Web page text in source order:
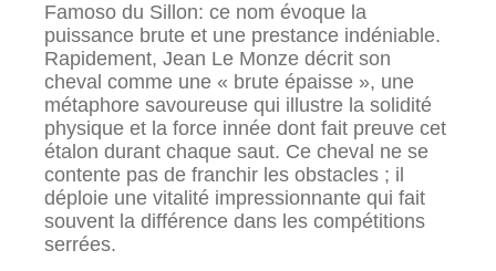
Famoso du Sillon: ce nom évoque la
puissance brute et une prestance indéniable.
Rapidement, Jean Le Monze décrit son
cheval comme une « brute épaisse », une
métaphore savoureuse qui illustre la solidité
physique et la force innée dont fait preuve cet
étalon durant chaque saut. Ce cheval ne se
contente pas de franchir les obstacles ; il
déploie une vitalité impressionnante qui fait
souvent la différence dans les compétitions
serrées.